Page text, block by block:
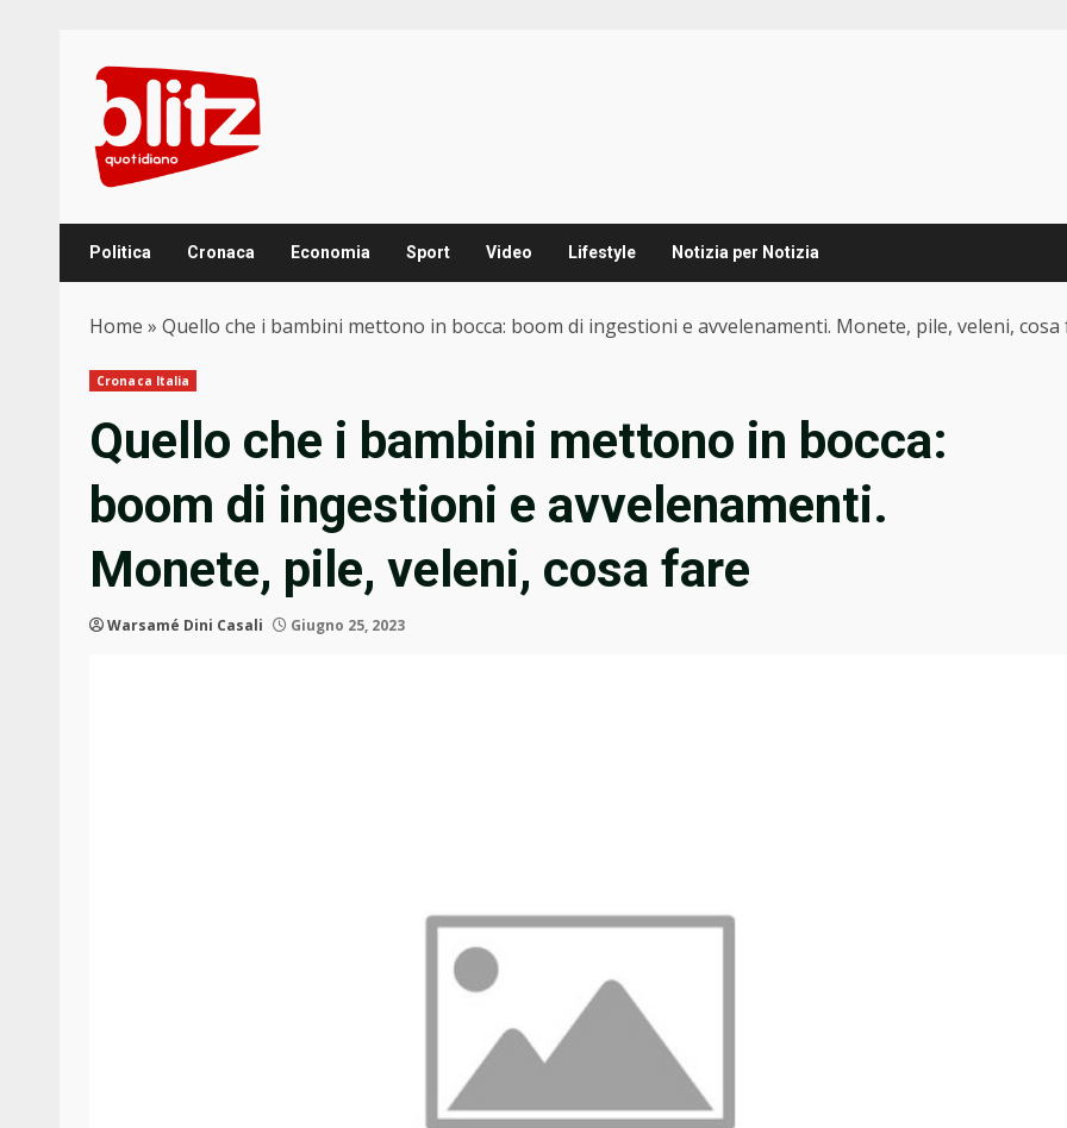
content
Politica Cronaca Economia Sport Video Lifestyle Notizia per Notizia
Home » Quello che i bambini mettono in bocca: boom di ingestioni e avvelenamenti. Monete, pile, veleni, cosa
Cronaca Italia
Quello che i bambini mettono in bocca:
boom di ingestioni e avvelenamenti.
Monete, pile, veleni, cosa fare
Warsamé Dini Casali Giugno 25, 2023